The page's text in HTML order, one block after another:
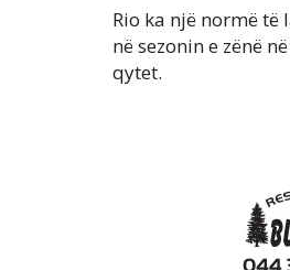
Rio ka një normë
në sezonin e zënë
qytet.